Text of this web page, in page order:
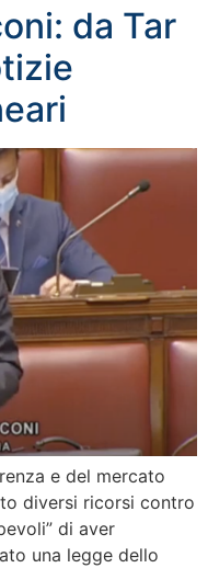
da Tar
e del mercato
diversi ricorsi contro
di aver
una legge dello